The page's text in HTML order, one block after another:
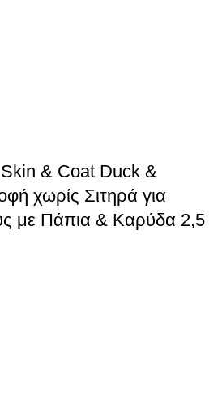
& Coat Duck &
χωρίς Σιτηρά για
με Πάπια & Καρύδα 2,5